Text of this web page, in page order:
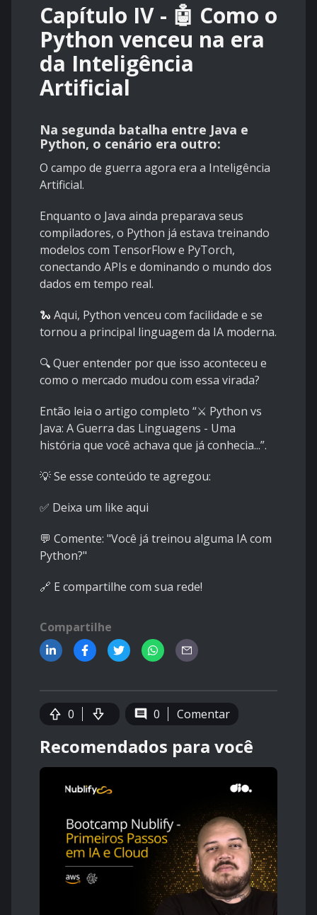
Capítulo IV - 🤖 Como o
Python venceu na era
da Inteligência
Artificial
Na segunda batalha entre Java e
Python, o cenário era outro:
O campo de guerra agora era a Inteligência
Artificial.
Enquanto o Java ainda preparava seus
compiladores, o Python já estava treinando
modelos com TensorFlow e PyTorch,
conectando APIs e dominando o mundo dos
dados em tempo real.
🐍 Aqui, Python venceu com facilidade e se
tornou a principal linguagem da IA moderna.
🔍 Quer entender por que isso aconteceu e
como o mercado mudou com essa virada?
Então leia o artigo completo “⚔️ Python vs
Java: A Guerra das Linguagens - Uma
história que você achava que já conhecia...”.
💡 Se esse conteúdo te agregou:
✅ Deixa um like aqui
💬 Comente: "Você já treinou alguma IA com
Python?"
🔗 E compartilhe com sua rede!
Compartilhe
0 0 Comentar
Recomendados para você